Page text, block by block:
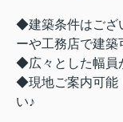
◆建築条件はござ
ーや工務店で建築
◆広々とした幅員
◆現地ご案内可能
い♪